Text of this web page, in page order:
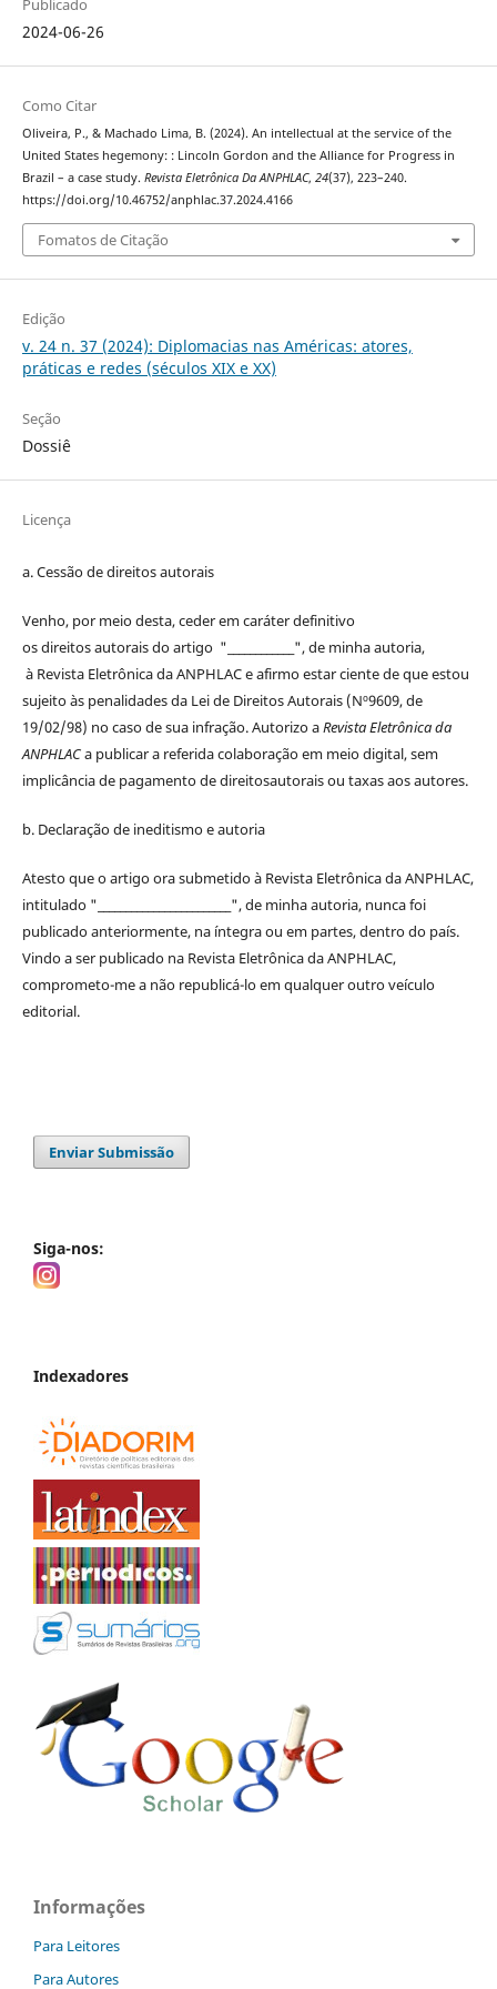
Publicado
2024-06-26
Como Citar
Oliveira, P., & Machado Lima, B. (2024). An intellectual at the service of the
United States hegemony: : Lincoln Gordon and the Alliance for Progress in
Brazil – a case study. Revista Eletrônica Da ANPHLAC, 24(37), 223–240.
https://doi.org/10.46752/anphlac.37.2024.4166
Fomatos de Citação
Edição
v. 24 n. 37 (2024): Diplomacias nas Américas: atores,
práticas e redes (séculos XIX e XX)
Seção
Dossiê
Licença
a. Cessão dedireitosautorais
Venho, por meio desta, ceder em caráter definitivo
osdireitosautoraisdo artigo "____________", de minha autoria,
à Revista Eletrônica da ANPHLACe afirmo estar ciente de que estou
sujeito às penalidades da Lei de DireitosAutorais(Nº9609, de
19/02/98) no caso de sua infração. Autorizo aRevista Eletrônica da
ANPHLACa publicar a referida colaboração em meio digital, sem
implicância de pagamento dedireitosautoraisou taxas aos autores.
b. Declaração de ineditismo e autoria
Atesto que o artigo ora submetido à Revista Eletrônica da ANPHLAC,
intitulado "________________________", de minha autoria, nunca foi
publicado anteriormente, na íntegra ou em partes, dentrodo país.
Vindo a ser publicado na Revista Eletrônica da ANPHLAC,
comprometo-me a não republicá-lo em qualquer outro veículo
editorial.
Enviar Submissão
Siga-nos:
Indexadores
Informações
Para Leitores
Para Autores